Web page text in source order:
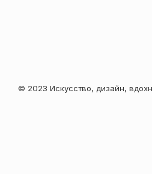
© 2023 Искусство, дизайн,